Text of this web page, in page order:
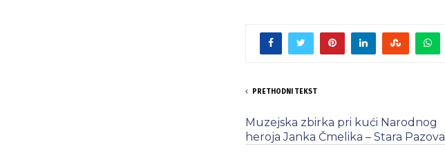
PRETHODNI TEKST
Muzejska zbirka pri kući Narodnog
heroja Janka Čmelika – Stara Pazova